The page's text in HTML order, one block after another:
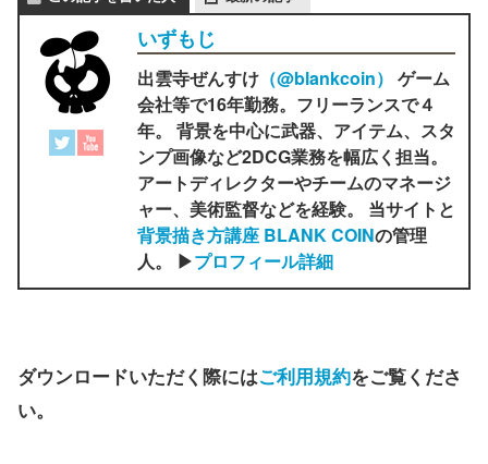
いずもじ
出雲寺ぜんすけ （‎@blankcoin） ゲーム
会社等で16年勤務。フリーランスで４
年。 背景を中心に武器、アイテム、スタ
ンプ画像など2DCG業務を幅広く担当。
アートディレクターやチームのマネージ
ャー、美術監督などを経験。 当サイトと
背景描き方講座 BLANK COINの管理
人。 ▶プロフィール詳細
ダウンロードいただく際にはご利用規約をご覧くださ
い。